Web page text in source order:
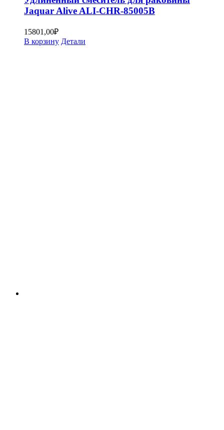
Jaquar Alive ALI-CHR-85005B
15801,00₽
В корзину Детали